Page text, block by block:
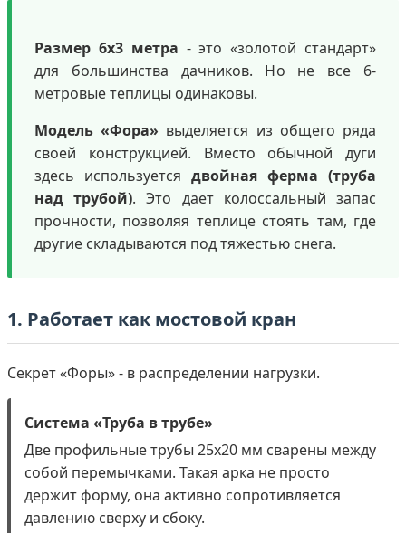
Размер 6х3 метра - это «золотой стандарт»
для большинства дачников. Но не все 6-
метровые теплицы одинаковы.
Модель «Фора» выделяется из общего ряда
своей конструкцией. Вместо обычной дуги
здесь используется двойная ферма (труба
над трубой). Это дает колоссальный запас
прочности, позволяя теплице стоять там, где
другие складываются под тяжестью снега.
1. Работает как мостовой кран
Секрет «Форы» - в распределении нагрузки.
Система «Труба в трубе»
Две профильные трубы 25х20 мм сварены между
собой перемычками. Такая арка не просто
держит форму, она активно сопротивляется
давлению сверху и сбоку.